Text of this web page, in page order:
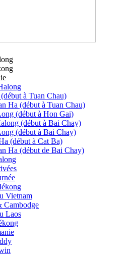
à Tuan Chau)
Ha (début à Tuan Chau)
(début à Hon Gai)
(début à Bai Chay)
(début à Bai Chay)
(début à Cat Ba)
Ha (début de Bai Chay)
Vietnam
Cambodge
Laos